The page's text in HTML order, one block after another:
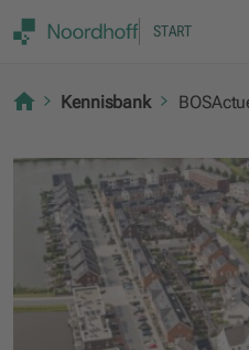
START
Kennisbank